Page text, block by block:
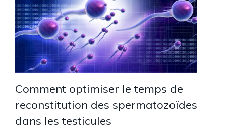
Comment optimiser le temps de
reconstitution des spermatozoïdes
dans les testicules